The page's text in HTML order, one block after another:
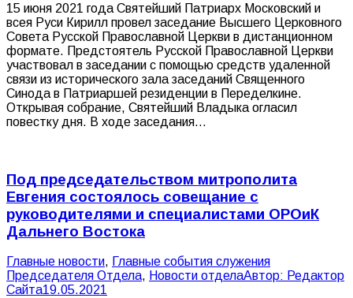
15 июня 2021 года Святейший Патриарх Московский и
всея Руси Кирилл провел заседание Высшего Церковного
Совета Русской Православной Церкви в дистанционном
формате. Предстоятель Русской Православной Церкви
участвовал в заседании с помощью средств удаленной
связи из исторического зала заседаний Священного
Синода в Патриаршей резиденции в Переделкине.
Открывая собрание, Святейший Владыка огласил
повестку дня. В ходе заседания…
Под председательством митрополита
Евгения состоялось совещание с
руководителями и специалистами ОРОиК
Дальнего Востока
Главные новости, Главные события служения
Председателя Отдела, Новости отделаАвтор: Редактор
Сайта19.05.2021